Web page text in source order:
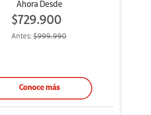
Ahora Desde
$729.900
Antes:$999.990
Conoce más